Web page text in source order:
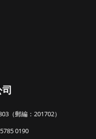
（郵編：201702）
0190